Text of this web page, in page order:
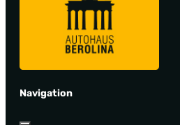
Navigation